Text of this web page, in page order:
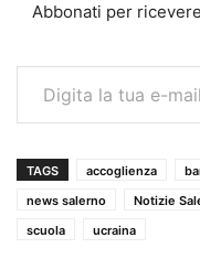
Abbonati per
Digita la tua e-mail...
TAGS accoglienza
news salerno
Notizie
scuola
ucraina